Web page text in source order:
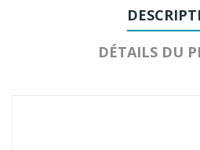
DÉTAILS DU